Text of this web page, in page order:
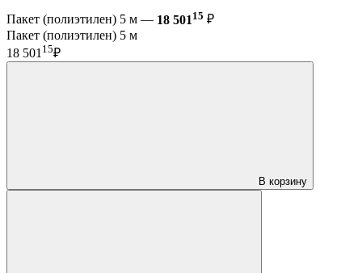
Пакет (полиэтилен) 5 м — 18 501 15 ₽
Пакет (полиэтилен) 5 м
18 501 15₽
В корзину